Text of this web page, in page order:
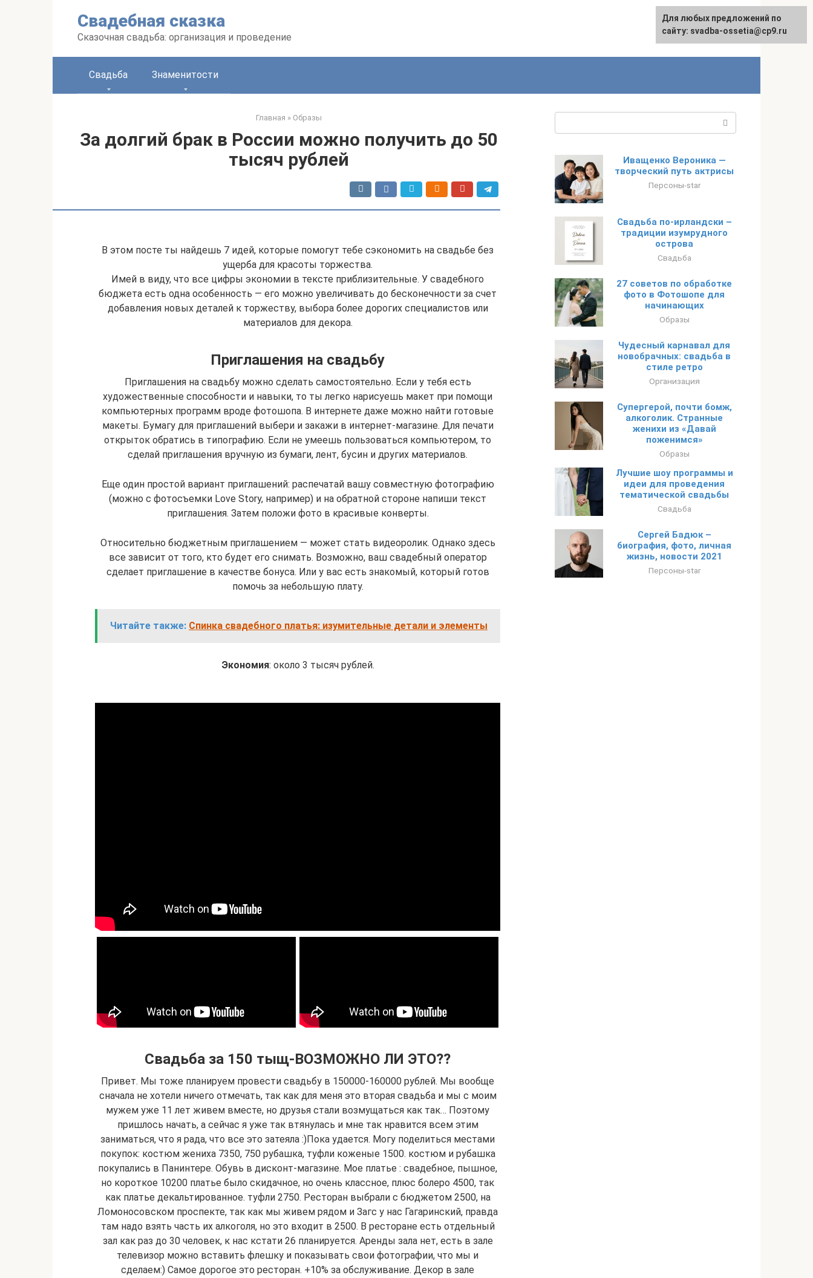
Свадебная сказка
Сказочная свадьба: организация и проведение
Свадьба Знаменитости
Главная » Образы
За долгий брак в России можно получить до 50
тысяч рублей
В этом посте ты найдешь 7 идей, которые помогут тебе сэкономить на свадьбе без
ущерба для красоты торжества.
Имей в виду, что все цифры экономии в тексте приблизительные. У свадебного
бюджета есть одна особенность — его можно увеличивать до бесконечности за счет
добавления новых деталей к торжеству, выбора более дорогих специалистов или
материалов для декора.
Приглашения на свадьбу
Приглашения на свадьбу можно сделать самостоятельно. Если у тебя есть
художественные способности и навыки, то ты легко нарисуешь макет при помощи
компьютерных программ вроде фотошопа. В интернете даже можно найти готовые
макеты. Бумагу для приглашений выбери и закажи в интернет-магазине. Для печати
открыток обратись в типографию. Если не умеешь пользоваться компьютером, то
сделай приглашения вручную из бумаги, лент, бусин и других материалов.
Еще один простой вариант приглашений: распечатай вашу совместную фотографию
(можно с фотосъемки Love Story, например) и на обратной стороне напиши текст
приглашения. Затем положи фото в красивые конверты.
Относительно бюджетным приглашением — может стать видеоролик. Однако здесь
все зависит от того, кто будет его снимать. Возможно, ваш свадебный оператор
сделает приглашение в качестве бонуса. Или у вас есть знакомый, который готов
помочь за небольшую плату.
Читайте также: Спинка свадебного платья: изумительные детали и элементы
Экономия: около 3 тысяч рублей.
Свадьба за 150 тыщ-ВОЗМОЖНО ЛИ ЭТО??
Привет. Мы тоже планируем провести свадьбу в 150000-160000 рублей. Мы вообще
сначала не хотели ничего отмечать, так как для меня это вторая свадьба и мы с моим
мужем уже 11 лет живем вместе, но друзья стали возмущаться как так… Поэтому
пришлось начать, а сейчас я уже так втянулась и мне так нравится всем этим
заниматься, что я рада, что все это затеяла :)Пока удается. Могу поделиться местами
покупок: костюм жениха 7350, 750 рубашка, туфли коженые 1500. костюм и рубашка
покупались в Панинтере. Обувь в дисконт-магазине. Мое платье : свадебное, пышное,
но короткое 10200 платье было скидачное, но очень классное, плюс болеро 4500, так
как платье декальтированное. туфли 2750. Ресторан выбрали с бюджетом 2500, на
Ломоносовском проспекте, так как мы живем рядом и Загс у нас Гагаринский, правда
там надо взять часть их алкоголя, но это входит в 2500. В ресторане есть отдельный
зал как раз до 30 человек, к нас кстати 26 планируется. Аренды зала нет, есть в зале
телевизор можно вставить флешку и показывать свои фотографии, что мы и
сделаем:) Самое дорогое это ресторан. +10% за обслуживание. Декор в зале
Иващенко Вероника —
творческий путь актрисы
Персоны-star
Свадьба по-ирландски –
традиции изумрудного
острова
Свадьба
27 советов по обработке
фото в Фотошопе для
начинающих
Образы
Чудесный карнавал для
новобрачных: свадьба в
стиле ретро
Организация
Супергерой, почти бомж,
алкоголик. Странные
женихи из «Давай
поженимся»
Образы
Лучшие шоу программы и
идеи для проведения
тематической свадьбы
Свадьба
Сергей Бадюк –
биография, фото, личная
жизнь, новости 2021
Персоны-star
Для любых предложений по
сайту: svadba-ossetia@cp9.ru